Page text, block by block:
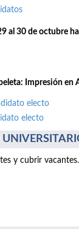
al 30 de octubre
Impresión en
electo
electo
y cubrir vacantes.